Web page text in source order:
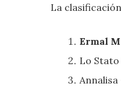
La
Ermal
Lo Stato